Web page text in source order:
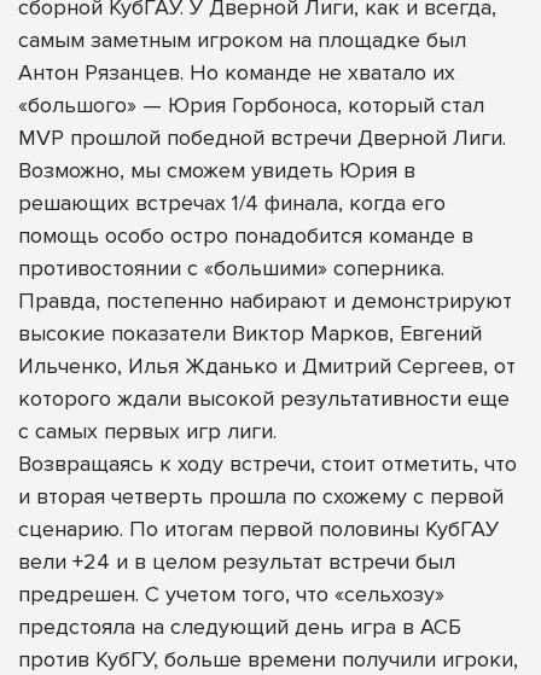
сборной КубГАУ. У Дверной Лиги, как и всегда,
самым заметным игроком на площадке был
Антон Рязанцев. Но команде не хватало их
«большого» — Юрия Горбоноса, который стал
MVP прошлой победной встречи Дверной Лиги.
Возможно, мы сможем увидеть Юрия в
решающих встречах 1/4 финала, когда его
помощь особо остро понадобится команде в
противостоянии с «большими» соперника.
Правда, постепенно набирают и демонстрируют
высокие показатели Виктор Марков, Евгений
Ильченко, Илья Жданько и Дмитрий Сергеев, от
которого ждали высокой результативности еще
с самых первых игр лиги.
Возвращаясь к ходу встречи, стоит отметить, что
и вторая четверть прошла по схожему с первой
сценарию. По итогам первой половины КубГАУ
вели +24 и в целом результат встречи был
предрешен. С учетом того, что «сельхозу»
предстояла на следующий день игра в АСБ
против КубГУ, больше времени получили игроки,